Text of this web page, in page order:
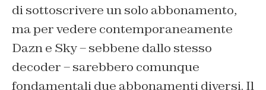
di sottoscrivere un solo abbonamento,
ma per vedere contemporaneamente
Dazn e Sky – sebbene dallo stesso
decoder – sarebbero comunque
fondamentali due abbonamenti diversi. Il